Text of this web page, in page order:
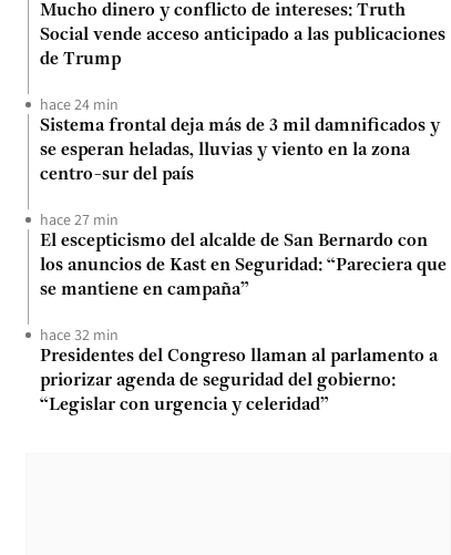
Mucho dinero y conflicto de intereses: Truth
Social vende acceso anticipado a las publicaciones
de Trump
hace 24 min
Sistema frontal deja más de 3 mil damnificados y
se esperan heladas, lluvias y viento en la zona
centro-sur del país
hace 27 min
El escepticismo del alcalde de San Bernardo con
los anuncios de Kast en Seguridad: “Pareciera que
se mantiene en campaña”
hace 32 min
Presidentes del Congreso llaman al parlamento a
priorizar agenda de seguridad del gobierno:
“Legislar con urgencia y celeridad”